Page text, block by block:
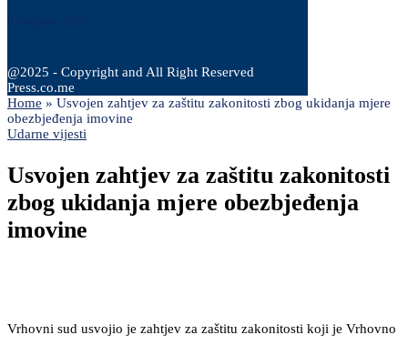
@2025 - Copyright and All Right Reserved
Press.co.me
Home » Usvojen zahtjev za zaštitu zakonitosti zbog ukidanja mjere
obezbjeđenja imovine
Udarne vijesti
Usvojen zahtjev za zaštitu zakonitosti
zbog ukidanja mjere obezbjeđenja
imovine
Vrhovni sud usvojio je zahtjev za zaštitu zakonitosti koji je Vrhovno